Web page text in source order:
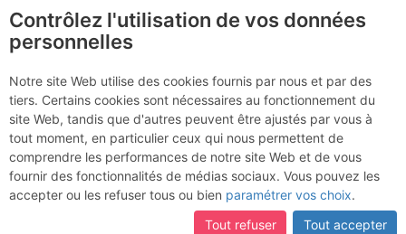
Pic de Tarbésou
Jeudi 30
mars 2017
France Ariège Haute Ariège - Andorre
Contrôlez l'utilisation de vos données
personnelles
Notre site Web utilise des cookies fournis par nous et par des
tiers. Certains cookies sont nécessaires au fonctionnement du
site Web, tandis que d'autres peuvent être ajustés par vous à
tout moment, en particulier ceux qui nous permettent de
comprendre les performances de notre site Web et de vous
fournir des fonctionnalités de médias sociaux. Vous pouvez les
accepter ou les refuser tous ou bien paramétrer vos choix.
Tout refuser
Tout accepter